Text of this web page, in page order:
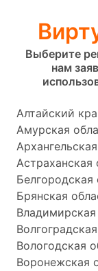
Выберите
нам
Алтайский
Амурская
Астраханская
Белгородская
Брянская
Владимирская
Вологодская
Воронежская